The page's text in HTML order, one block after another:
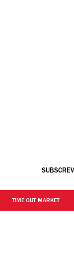
TIME OUT MARKET